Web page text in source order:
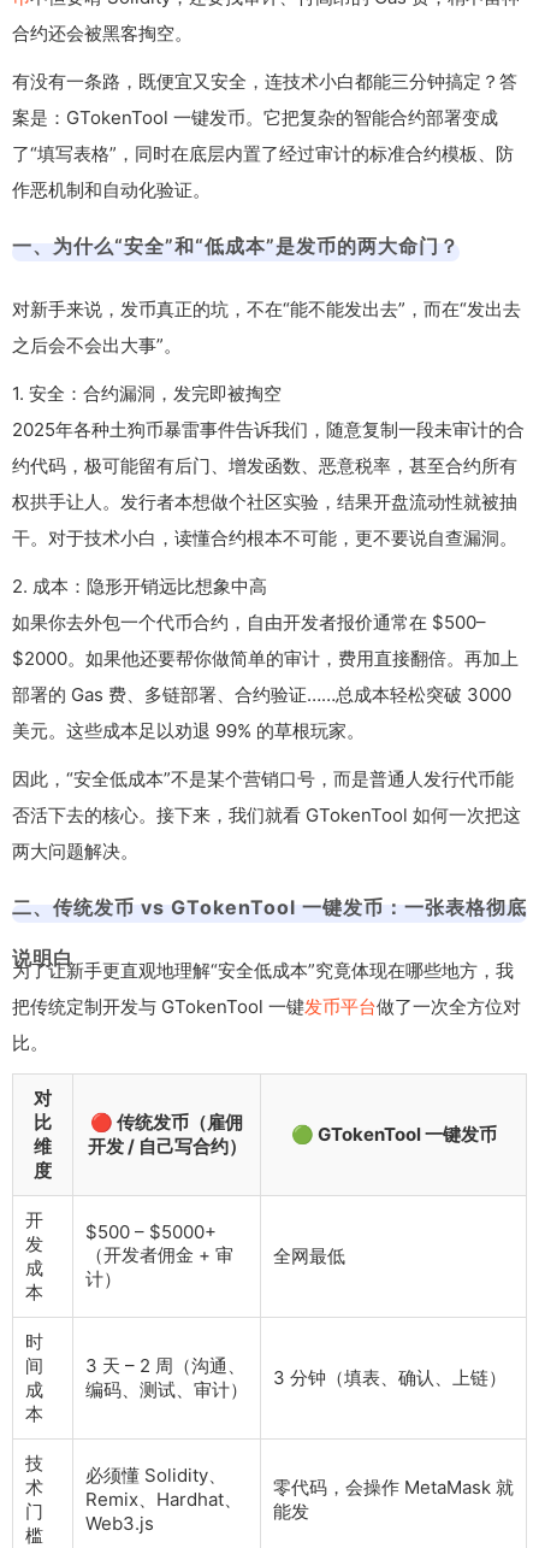
合约还会被黑客掏空。
有没有一条路，既便宜又安全，连技术小白都能三分钟搞定？答
案是：GTokenTool 一键发币。它把复杂的智能合约部署变成
了“填写表格”，同时在底层内置了经过审计的标准合约模板、防
作恶机制和自动化验证。
一、为什么“安全”和“低成本”是发币的两大命门？
对新手来说，发币真正的坑，不在“能不能发出去”，而在“发出去
之后会不会出大事”。
1. 安全：合约漏洞，发完即被掏空
2025年各种土狗币暴雷事件告诉我们，随意复制一段未审计的合
约代码，极可能留有后门、增发函数、恶意税率，甚至合约所有
权拱手让人。发行者本想做个社区实验，结果开盘流动性就被抽
干。对于技术小白，读懂合约根本不可能，更不要说自查漏洞。
2. 成本：隐形开销远比想象中高
如果你去外包一个代币合约，自由开发者报价通常在 $500–
$2000。如果他还要帮你做简单的审计，费用直接翻倍。再加上
部署的 Gas 费、多链部署、合约验证……总成本轻松突破 3000
美元。这些成本足以劝退 99% 的草根玩家。
因此，“安全低成本”不是某个营销口号，而是普通人发行代币能
否活下去的核心。接下来，我们就看 GTokenTool 如何一次把这
两大问题解决。
二、传统发币 vs GTokenTool 一键发币：一张表格彻底
说明白
为了让新手更直观地理解“安全低成本”究竟体现在哪些地方，我
把传统定制开发与 GTokenTool 一键发币平台做了一次全方位对
比。
对
比
维
度
🔴 传统发币（雇佣
开发 / 自己写合约）
🟢 GTokenTool 一键发币
开
发
成
本
$500 – $5000+
（开发者佣金 + 审
计）
全网最低
时
间
成
本
3 天 – 2 周（沟通、
编码、测试、审计）
3 分钟（填表、确认、上链）
技
术
门
槛
必须懂 Solidity、
Remix、Hardhat、
Web3.js
零代码，会操作 MetaMask 就
能发